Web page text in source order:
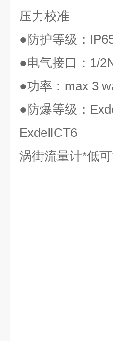
压力校准
●防护等级：
●电气接口： 1/
●功率： max 3
●防爆等级：
ExdeⅡCT6
涡街流量计*低